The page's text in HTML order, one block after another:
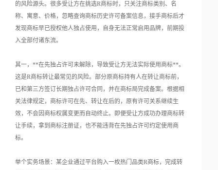
的风险源头。很多受让方在挑选R商标时，只关注商标类别、名
称、寓意、价格，忽略查询商标历史许可备案信息，接手商标后才
发现商标早已授权他人独占使用，自身无法正常启用品牌，前期投
入全部付诸东流。
其一，**在先独占许可未解除，导致受让方无法实际使用商标**。
这是R商标转让最常见的风险。部分原商标持有人在转让商标前，
已和第三方签订长期独占许可合同，并在商标局完成备案。根据相
关法律规定，商标许可在先、转让在后的，原有许可关系继续生
效，不会因商标权属变更而自动终止。即便受让方成功办理商标转
让手续，拿到商标注册证，也不能违背在先独占许可约定使用商
标。
举个实务场景：某企业通过平台购入一枚热门品类R商标，完成转